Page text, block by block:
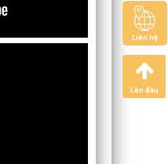
Liên hệ
Lên đầu